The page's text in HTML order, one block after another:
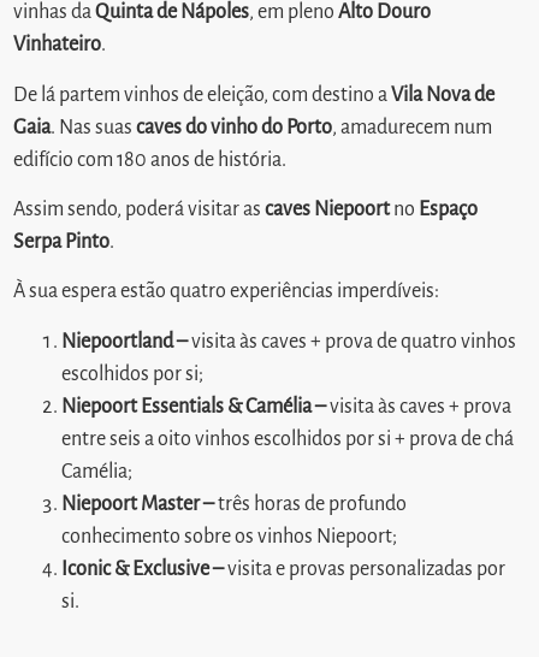
vinhas daQuinta de Nápoles, em plenoAlto Douro
Vinhateiro.
De lá partem vinhos de eleição, com destino aVila Nova de
Gaia. Nas suascaves do vinho do Porto, amadurecem num
edifício com 180 anos de história.
Assim sendo, poderá visitar ascaves Niepoortno Espaço
Serpa Pinto.
À sua espera estão quatro experiências imperdíveis:
Niepoortland –visita às caves + prova de quatro vinhos
escolhidos por si;
Niepoort Essentials & Camélia –visita às caves + prova
entre seis a oito vinhos escolhidos por si + prova de chá
Camélia;
Niepoort Master –três horas de profundo
conhecimento sobre os vinhos Niepoort;
Iconic & Exclusive –visita e provas personalizadas por
si.